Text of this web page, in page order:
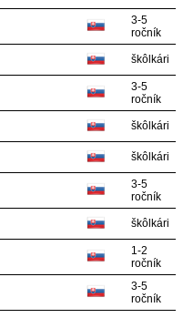
3-5
ročník
škôlkári
3-5
ročník
škôlkári
škôlkári
3-5
ročník
škôlkári
1-2
ročník
3-5
ročník